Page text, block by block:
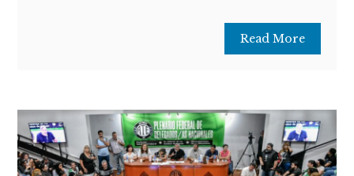
Read More